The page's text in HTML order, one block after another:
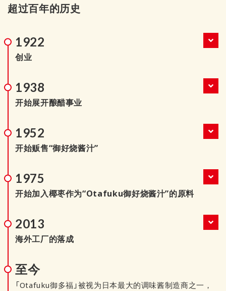
超过百年的历史
1922
创业
1938
开始展开酿醋事业
1952
开始贩售“御好烧酱汁”
1975
开始加入椰枣作为“Otafuku御好烧酱汁”的原料
2013
海外工厂的落成
至今
「Otafuku御多福」被视为日本最大的调味酱制造商之一，